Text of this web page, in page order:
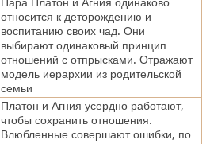
относится к деторождению и
воспитанию своих чад. Они
выбирают одинаковый принцип
отношений с отпрысками. Отражают
модель иерархии из родительской
семьи
Платон и Агния усердно работают,
чтобы сохранить отношения.
Влюбленные совершают ошибки, по